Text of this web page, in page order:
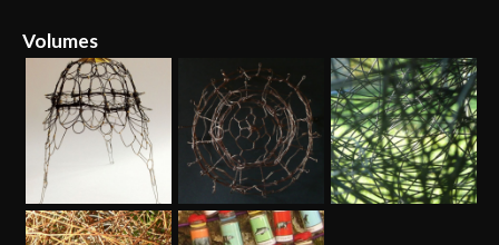
Volumes